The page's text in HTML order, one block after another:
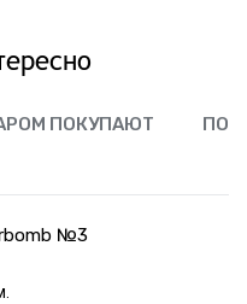
ПОКУПАЮТ
№3